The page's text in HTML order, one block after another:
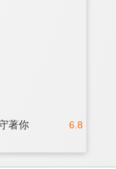
6.8
著你